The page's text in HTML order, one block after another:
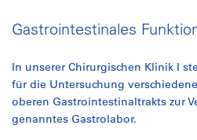
Gastrointestinales
In unserer Chirurgischen Klinik I
für die Untersuchung
oberen Gastrointestinaltrakts zur
genanntes Gastrolabor.